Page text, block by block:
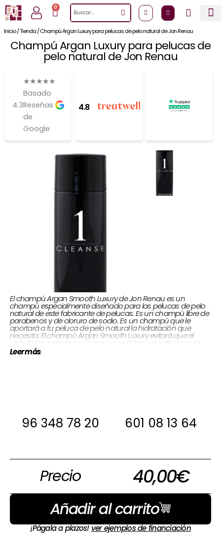
al
contenido
0
CartSearch
Inicio/Tienda/Champú Argan Luxury para pelucas de pelo natural de Jon Renau
Champú Argan Luxury para pelucas de
pelo natural de Jon Renau
4.3
★★★★★
Basado
Reseñas
de
Google
4.8
El champú Argan Smooth Luxury de Jon Renau es un
champú especialmente diseñado para las pelucas de pelo
natural de este fabricante de pelucas. Es un champú libre de
parabenos y de cloruro de sodio. Es un champú que le
aportará a tu peluca de pelo natural la hidratación que
necesita. El champú Argan Smooth Luxury evitará que el
cabello se vuelva seco o se rompa. Cómpralo ahora para
conseguir que tu peluca de pelo natural mantenga su
perfecto estado durante más tiempo. ¡Cuidará su brillo y
Leer más
96 348 78 20 601 08 13 64
Precio 40,00€
Añadir al carrito
¡Págala a plazos! ver ejemplos de financiación